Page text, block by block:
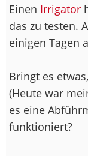
Einen Irrigator
das zu testen.
einigen Tagen
Bringt es
(Heute war
es eine
funktioniert?